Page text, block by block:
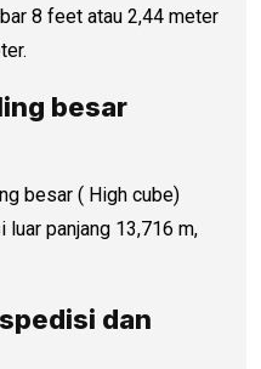
8 feet atau 2,44 meter
besar
besar ( High cube)
panjang 13,716 m,
dan